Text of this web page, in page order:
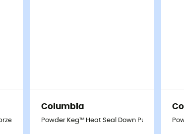
meska
Columbia
Powder Keg™ Heat Seal Down Puffer -